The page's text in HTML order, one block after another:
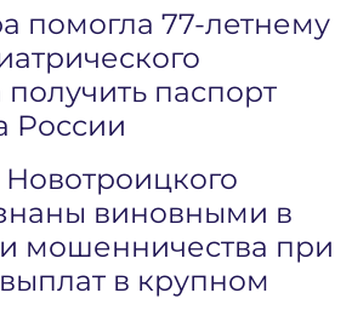
помогла 77-летнему
паспорт
России
виновными в
мошенничества при
в крупном